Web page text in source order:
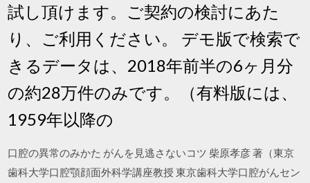
試し頂けます。ご契約の検討にあた
り、ご利用ください。 デモ版で検索で
きるデータは、2018年前半の6ヶ月分
の約28万件のみです。（有料版には、
1959年以降の
口腔の異常のみかた がんを見逃さないコツ 柴原孝彦 著（東京
歯科大学口腔顎顔面外科学講座教授 東京歯科大学口腔がんセン